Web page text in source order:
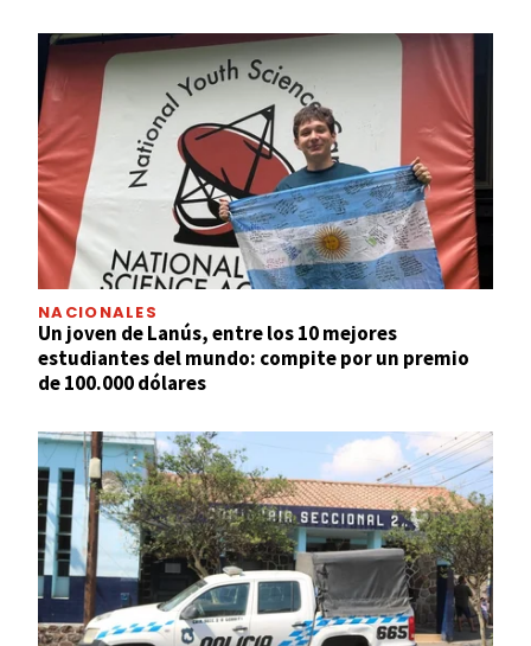
NACIONALES
Un joven de Lanús, entre los 10 mejores
estudiantes del mundo: compite por un premio
de 100.000 dólares